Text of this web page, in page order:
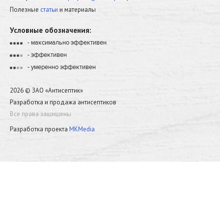
2026 © ЗАО «Антисептик»
Разработка и продажа антисептиков
Все права защищены
Разработка проекта MKMedia
Полезные статьи и материалы
Условные обозначения:
•••
- максимально эффективен
•••
- эффективен
••• - умеренно эффективен